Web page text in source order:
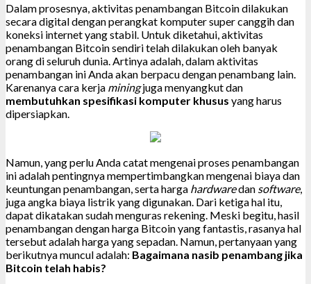
Dalam prosesnya, aktivitas penambangan Bitcoin dilakukan
secara digital dengan perangkat komputer super canggih dan
koneksi internet yang stabil. Untuk diketahui, aktivitas
penambangan Bitcoin sendiri telah dilakukan oleh banyak
orang di seluruh dunia. Artinya adalah, dalam aktivitas
penambangan ini Anda akan berpacu dengan penambang lain.
Karenanya cara kerja miningjuga menyangkut dan
membutuhkan spesifikasi komputer khusus yang harus
dipersiapkan.
Namun, yang perlu Anda catat mengenai proses penambangan
ini adalah pentingnya mempertimbangkan mengenai biaya dan
keuntungan penambangan, serta harga hardwaredan software,
juga angka biaya listrik yang digunakan. Dari ketiga hal itu,
dapat dikatakan sudah menguras rekening. Meski begitu, hasil
penambangan dengan harga Bitcoin yang fantastis, rasanya hal
tersebut adalah harga yang sepadan. Namun, pertanyaan yang
berikutnya muncul adalah: Bagaimana nasib penambang jika
Bitcoin telah habis?